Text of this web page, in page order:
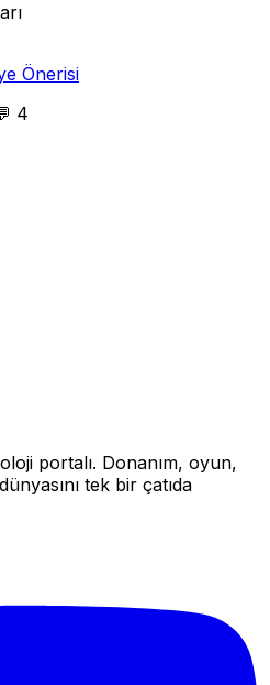
Önerisi
4
portalı. Donanım, oyun,
tek bir çatıda